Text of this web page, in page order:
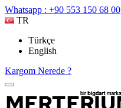
Whatsapp : +90 553 150 68 00
TR
Türkçe
English
Kargom Nerede ?